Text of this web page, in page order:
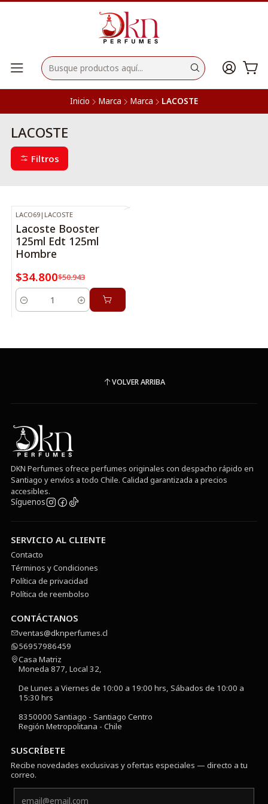
Inicio Marca Marca LACOSTE
LACOSTE
Filtros
-32%OFF
LACO69 | LACOSTE
Lacoste Booster
125ml Edt 125ml
Hombre
$34.800$50.943
Cantidad
VOLVER ARRIBA
DKN Perfumes ofrece perfumes originales con despacho rápido en
Santiago y envíos a todo Chile. Calidad garantizada a precios
accesibles.
Síguenos
SERVICIO AL CLIENTE
Contacto
Términos y Condiciones
Política de privacidad
Política de reembolso
CONTÁCTANOS
ventas@dknperfumes.cl
56957986459
Casa Matriz
Moneda 877, Local 32,
De Lunes a Viernes de 10:00 a 19:00 hrs, Sábados de 10:00 a
15:30 hrs
8350000 Santiago - Santiago Centro
Región Metropolitana - Chile
SUSCRÍBETE
Recibe novedades exclusivas y ofertas especiales — directo a tu
correo.